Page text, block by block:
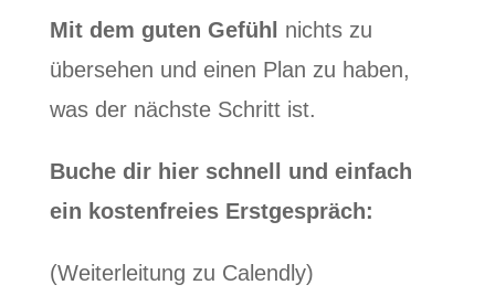
Mit dem guten Gefühl
nichts zu
übersehen und einen Plan zu haben,
was der nächste Schritt ist.
Buche dir hier schnell und einfach
ein kostenfreies Erstgespräch:
(Weiterleitung zu Calendly)